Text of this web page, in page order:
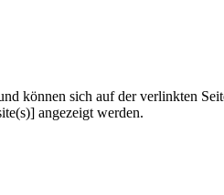
können sich auf der verlinkten
angezeigt werden.